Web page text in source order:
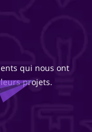
qui nous ont
projets.